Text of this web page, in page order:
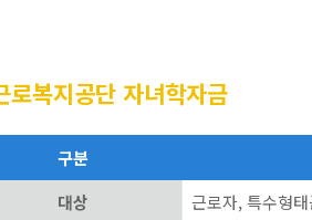
로복지공단 자녀학자금
구분
대상
근로자, 특수형